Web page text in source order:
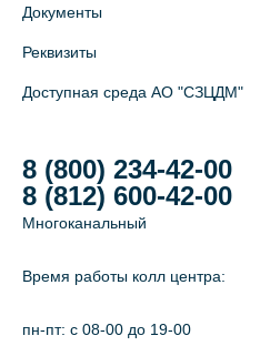
Документы
Реквизиты
Доступная среда АО "СЗЦДМ"
8 (800) 234-42-00
8 (812) 600-42-00
Многоканальный
Время работы колл центра:
пн-пт: c 08-00 до 19-00